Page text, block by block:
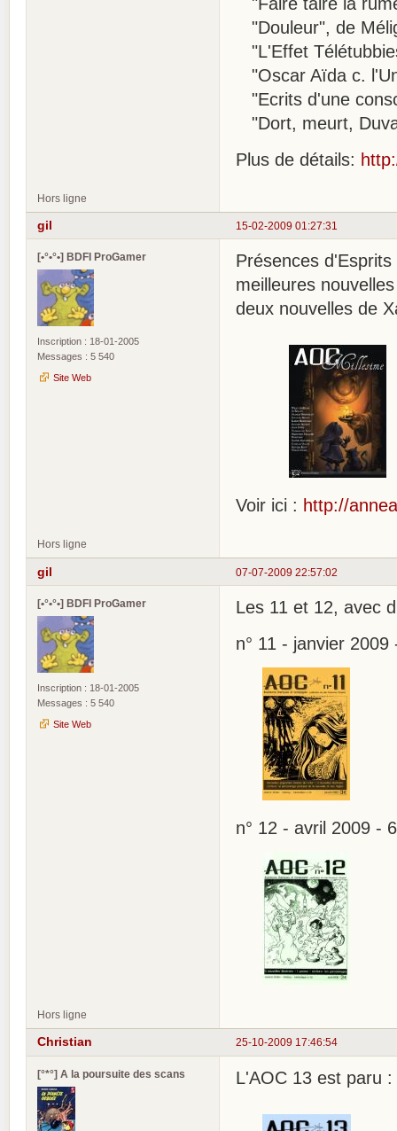
"Douleur", de
"L'Effet
"Oscar Aïda c.
"Ecrits d'une
"Dort, meurt,
Plus de détails:
Hors ligne
15-02-2009 01:27:31
gil
[•°•°•] BDFI ProGamer
Inscription : 18-01-2005
Messages : 5 540
Site Web
Présences
meilleures
deux nouvelles de
Voir ici : http://
Hors ligne
07-07-2009 22:57:02
gil
[•°•°•] BDFI ProGamer
Inscription : 18-01-2005
Messages : 5 540
Site Web
Les 11 et 12, avec
n° 11 - janvier
n° 12 - avril 2009 -
Hors ligne
25-10-2009 17:46:54
Christian
[°*°] A la poursuite des scans L'AOC 13 est paru :